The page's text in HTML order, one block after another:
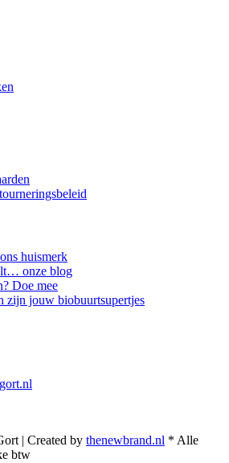
huismerk
onze blog
Doe mee
zijn jouw biobuurtsupertjes
| Created by thenewbrand.nl * Alle
btw